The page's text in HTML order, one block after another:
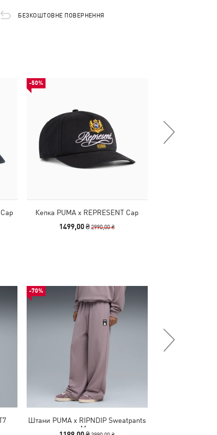
БЕЗКОШТОВНЕ ПОВЕРНЕННЯ
-50%
Кепка PUMA x REPRESENT Cap
1499,00 ₴2990,00 ₴
-70%
Штани PUMA x RIPNDIP Sweatpants
Men